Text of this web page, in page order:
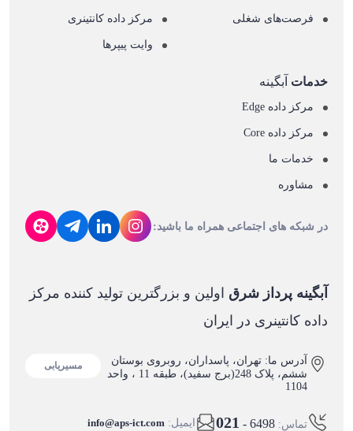
فرصت‌های شغلی مرکز داده کانتینری
وایت پیپرها
خدمات آبگینه
مرکز داده Edge
مرکز داده Core
خدمات ما
مشاوره
در شبکه های اجتماعی همراه ما باشید:
آبگینه پرداز شرق اولین و بزرگترین تولید کننده مرکز
داده کانتینری در ایران
آدرس ما: تهران، پاسداران، روبروی بوستان
ششم، پلاک 248(برج سفید)، طبقه 11 ، واحد
1104
مسیریابی
تماس: 021 - 6498 ایمیل: info@aps-ict.com